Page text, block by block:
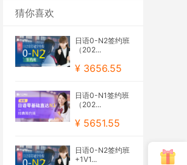
猜你喜欢
日语0-N2签约班
（202...
¥ 3656.55
日语0-N1签约班
（202...
¥ 5651.55
日语0-N2签约班
+1V1...